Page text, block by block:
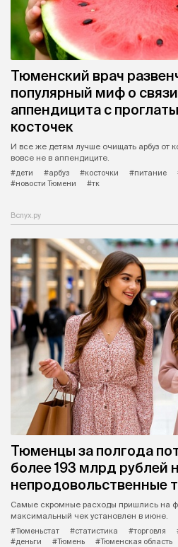
Тюменский врач
популярный миф о связи
аппендицита с
косточек
И все же детям лучше очищать арбуз от
вовсе не в аппендиците.
#дети
#арбуз #косточки #питание
#новости Тюмени
#тк
Вслух.ру
Тюменцы за полгода
более 193 млрд рублей
непродовольственные
Самые скромные расходы пришлись на
максимальный чек установлен в июне.
#Тюменьстат
#статистика #торговля
#деньги
#Тюмень #Тюменская область